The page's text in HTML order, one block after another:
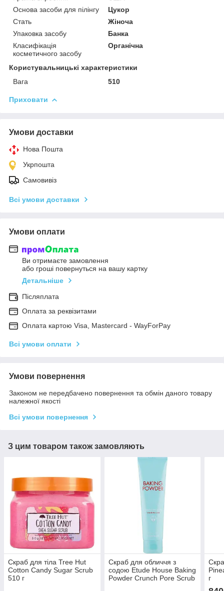
Основа засоби для пілінгу
Цукор
Стать
Жіноча
Упаковка засобу
Банка
Класифікація
косметичного засобу
Органічна
Користувальницькі характеристики
Вага
510
Приховати
Умови доставки
Нова Пошта
Укрпошта
Самовивіз
Всі умови доставки
Умови оплати
Ви отримаєте замовлення
або гроші повернуться на вашу картку
Детальніше
Післяплата
Оплата за реквізитами
Оплата картою Visa, Mastercard - WayForPay
Всі умови оплати
Умови повернення
Законом не передбачено повернення та обмін даного товару
належної якості
Всі умови повернення
З цим товаром також замовляють
Скраб для тіла Tree Hut
Cotton Candy Sugar Scrub
510 г
Скраб для обличчя з
содою Etude House Baking
Powder Crunch Pore Scrub
г